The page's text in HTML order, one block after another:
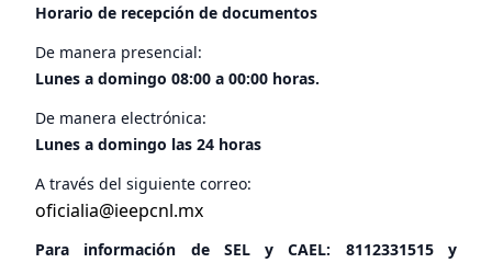
Horario de recepción de documentos
De manera presencial:
Lunes a domingo 08:00 a 00:00 horas.
De manera electrónica:
Lunes a domingo las 24 horas
A través del siguiente correo:
oficialia@ieepcnl.mx
Para información de SEL y CAEL: 8112331515y